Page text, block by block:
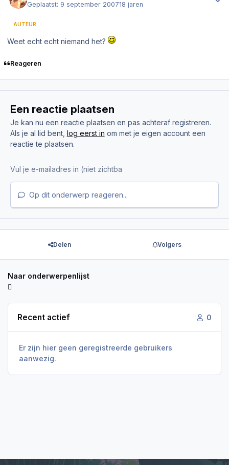
Geplaatst: 9 september 200718 jaren
AUTEUR
Weet echt echt niemand het?
Reageren
Een reactie plaatsen
Je kan nu een reactie plaatsen en pas achteraf registreren.
Als je al lid bent, log eerst in om met je eigen account een
reactie te plaatsen.
Op dit onderwerp reageren...
Delen Volgers
Naar onderwerpenlijst
Recent actief 0
Er zijn hier geen geregistreerde gebruikers
aanwezig.